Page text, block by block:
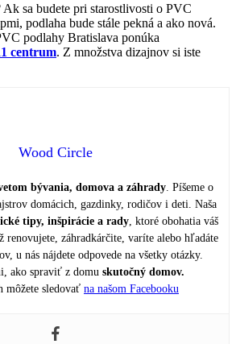
sa budete pri starostlivosti o PVC
podlaha bude stále pekná a ako nová.
podlahy Bratislava ponúka
centrum. Z množstva dizajnov si iste
Wood Circle
bývania, domova a záhrady . Píšeme o
domácich, gazdinky, rodičov i deti. Naša
tipy, inšpirácie a rady , ktoré obohatia váš
renovujete, záhradkárčite, varíte alebo hľadáte
u nás nájdete odpovede na všetky otázky.
ako spraviť z domu skutočný domov.
môžete sledovať na našom Facebooku